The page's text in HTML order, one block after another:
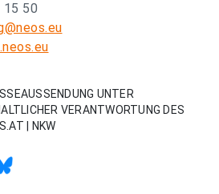
50
UNTER
VERANTWORTUNG DES
| NKW